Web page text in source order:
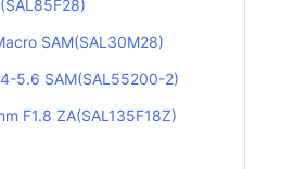
SAM(SAL30M28)
5.6 SAM(SAL55200-2)
F1.8 ZA(SAL135F18Z)